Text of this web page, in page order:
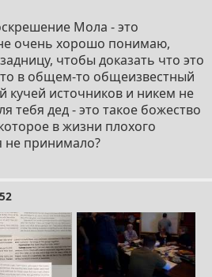
Мола - это
очень хорошо понимаю,
чтобы доказать что это
в общем-то общеизвестный
кучей источников и никем не
тебя дед - это такое божество
в жизни плохого
не принимало?